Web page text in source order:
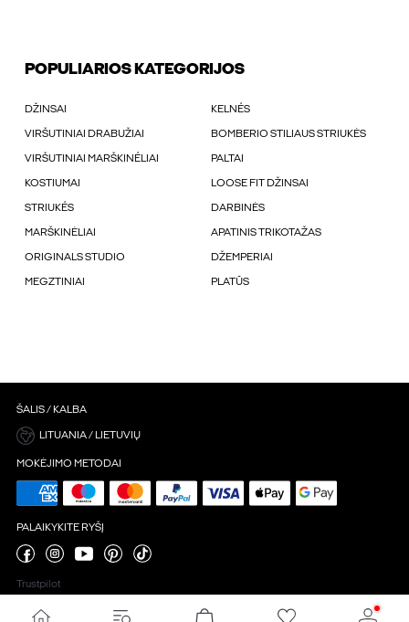
POPULIARIOS KATEGORIJOS
DŽINSAI KELNÉS
VIRŠUTINIAI DRABUŽIAI BOMBERIO STILIAUS STRIUKĖS
VIRŠUTINIAI MARŠKINÉLIAI PALTAI
KOSTIUMAI LOOSE FIT DŽINSAI
STRIUKÉS DARBINĖS
MARŠKINĖLIAI APATINIS TRIKOTAŽAS
ORIGINALS STUDIO DŽEMPERIAI
MEGZTINIAI PLATŪS
ŠALIS / KALBA
LITUANIA / LIETUVIŲ
MOKĖJIMO METODAI
PALAIKYKITE RYŠĮ
Trustpilot